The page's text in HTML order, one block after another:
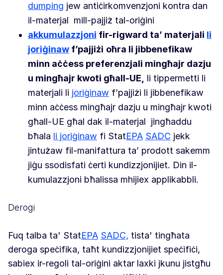
dumping jew antiċirkomvenzjoni kontra dan
il-materjal mill-pajjiż tal-oriġini
akkumulazzjoni fir-rigward ta’ materjali li
joriġinaw f’pajjiżi oħra li jibbenefikaw
minn aċċess preferenzjali mingħajr dazju
u mingħajr kwoti għall-UE, li tippermetti li
materjali li joriġinaw f’pajjiżi li jibbenefikaw
minn aċċess mingħajr dazju u mingħajr kwoti
għall-UE għal dak il-materjal jingħaddu
bħala li joriġinaw fi StatEPA SADC jekk
jintużaw fil-manifattura ta’ prodott sakemm
jiġu ssodisfati ċerti kundizzjonijiet. Din il-
kumulazzjoni bħalissa mhijiex applikabbli.
Derogi
Fuq talba ta' StatEPA SADC, tista' tingħata
deroga speċifika, taħt kundizzjonijiet speċifiċi,
sabiex ir-regoli tal-oriġini aktar laxki jkunu jistgħu